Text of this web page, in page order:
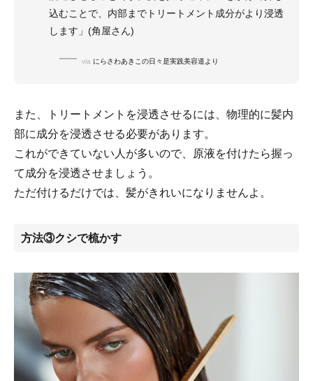
込むことで、内部までトリートメント成分がより浸透
します」(角屋さん)
via にらさわあきこの日々是実践美容道より
また、トリートメントを浸透させるには、物理的に髪内
部に成分を浸透させる必要があります。
これができていない人が多いので、原液を付けたら握っ
て成分を浸透させましょう。
ただ付けるだけでは、髪がきれいになりませんよ。
方法③クシで梳かす